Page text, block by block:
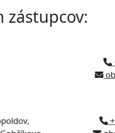
zástupcov: